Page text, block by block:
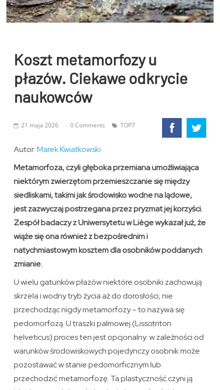
Koszt metamorfozy u
płazów. Ciekawe odkrycie
naukowców
21 maja 2026 0 Comments TOP7
Autor:Marek Kwiatkowski
Metamorfoza, czyli głęboka przemiana umożliwiająca
niektórym zwierzętom przemieszczanie się między
siedliskami, takimi jak środowisko wodne na lądowe,
jest zazwyczaj postrzegana przez pryzmat jej korzyści.
Zespół badaczy z Uniwersytetu w Liège wykazał już, że
wiąże się ona również z bezpośrednim i
natychmiastowym kosztem dla osobników poddanych
zmianie.
U wielu gatunków płazów niektóre osobniki zachowują
skrzela i wodny tryb życia aż do dorosłości, nie
przechodząc nigdy metamorfozy – to nazywa się
pedomorfozą. U traszki palmowej (Lissotriton
helveticus) proces ten jest opcjonalny: w zależności od
warunków środowiskowych pojedynczy osobnik może
pozostawać w stanie pedomorficznym lub
przechodzić metamorfozę. Ta plastyczność czyni ją